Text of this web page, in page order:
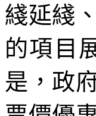
綫延綫
的項目
是，政